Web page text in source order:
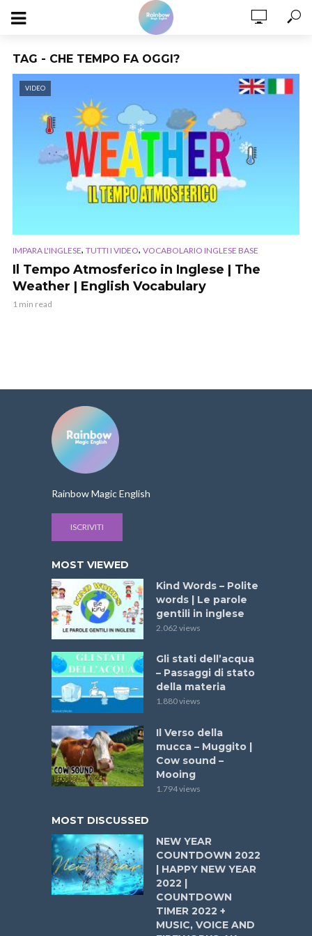
TAG - CHE TEMPO FA OGGI?
VIDEO
IMPARA L'INGLESE, TUTTI I VIDEO, VOCABOLARIO INGLESE BASE
Il Tempo Atmosferico in Inglese | The
Weather | English Vocabulary
1 min read
Rainbow Magic English
ISCRIVITI
MOST VIEWED
Kind Words – Polite
words | Le parole
gentili in inglese
2.062 views
Gli stati dell’acqua
– Passaggi di stato
della materia
1.880 views
Il Verso della
mucca – Muggito |
Cow sound –
Mooing
1.794 views
MOST DISCUSSED
NEW YEAR
COUNTDOWN 2022
| HAPPY NEW YEAR
2022 |
COUNTDOWN
TIMER 2022 +
MUSIC, VOICE AND